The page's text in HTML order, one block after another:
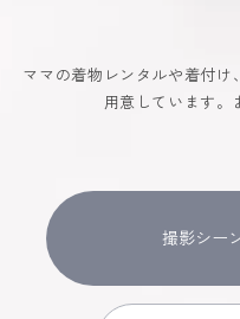
ママの着物レンタルや着付
用意しています。
撮影シー